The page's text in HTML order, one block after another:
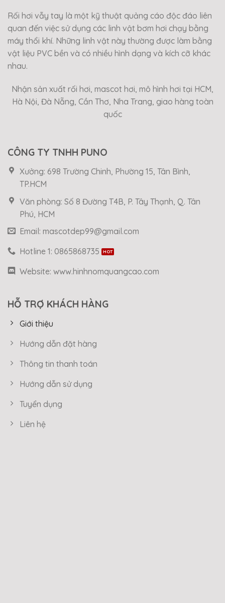
Rối hơi vẫy tay là một kỹ thuật quảng cáo độc đáo liên
quan đến việc sử dụng các linh vật bơm hơi chạy bằng
máy thổi khí. Những linh vật này thường được làm bằng
vật liệu PVC bền và có nhiều hình dạng và kích cỡ khác
nhau.
Nhận sản xuất rối hơi, mascot hơi, mô hình hơi tại HCM,
Hà Nội, Đà Nẵng, Cần Thơ, Nha Trang, giao hàng toàn
quốc
CÔNG TY TNHH PUNO
Xưởng: 698 Trường Chinh, Phường 15, Tân Bình,
TP.HCM
Văn phòng: Số 8 Đường T4B, P. Tây Thạnh, Q. Tân
Phú, HCM
Email: mascotdep99@gmail.com
Hotline 1: 0865868735
Website: www.hinhnomquangcao.com
HỖ TRỢ KHÁCH HÀNG
Giới thiệu
Hướng dẫn đặt hàng
Thông tin thanh toán
Hướng dẫn sử dụng
Tuyển dụng
Liên hệ